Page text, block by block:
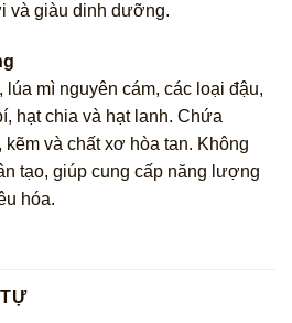
và giàu dinh dưỡng.
lúa mì nguyên cám, các loại đậu,
hạt chia và hạt lanh. Chứa
kẽm và chất xơ hòa tan. Không
tạo, giúp cung cấp năng lượng
hóa.